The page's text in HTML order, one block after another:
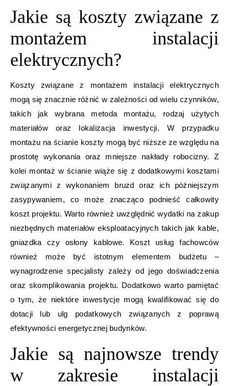
Jakie są koszty związane z
montażem instalacji
elektrycznych?
Koszty związane z montażem instalacji elektrycznych
mogą się znacznie różnić w zależności od wielu czynników,
takich jak wybrana metoda montażu, rodzaj użytych
materiałów oraz lokalizacja inwestycji. W przypadku
montażu na ścianie koszty mogą być niższe ze względu na
prostotę wykonania oraz mniejsze nakłady robocizny. Z
kolei montaż w ścianie wiąże się z dodatkowymi kosztami
związanymi z wykonaniem bruzd oraz ich późniejszym
zasypywaniem, co może znacząco podnieść całkowity
koszt projektu. Warto również uwzględnić wydatki na zakup
niezbędnych materiałów eksploatacyjnych takich jak kable,
gniazdka czy osłony kablowe. Koszt usług fachowców
również może być istotnym elementem budżetu –
wynagrodzenie specjalisty zależy od jego doświadczenia
oraz skomplikowania projektu. Dodatkowo warto pamiętać
o tym, że niektóre inwestycje mogą kwalifikować się do
dotacji lub ulg podatkowych związanych z poprawą
efektywności energetycznej budynków.
Jakie są najnowsze trendy
w zakresie instalacji